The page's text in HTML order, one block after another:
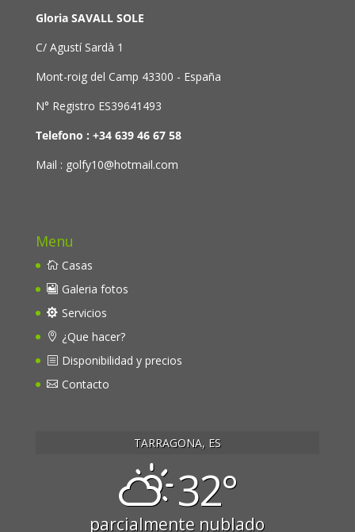
Gloria SAVALL SOLE
C/ Agustí Sardà 1
Mont-roig del Camp 43300 - España
N° Registro ES39641493
Telefono : +34 639 46 67 58
Mail : golfy10@hotmail.com
Menu
Casas
Galeria fotos
Servicios
¿Que hacer?
Disponibilidad y precios
Contacto
TARRAGONA, ES
32°
parcialmente nublado